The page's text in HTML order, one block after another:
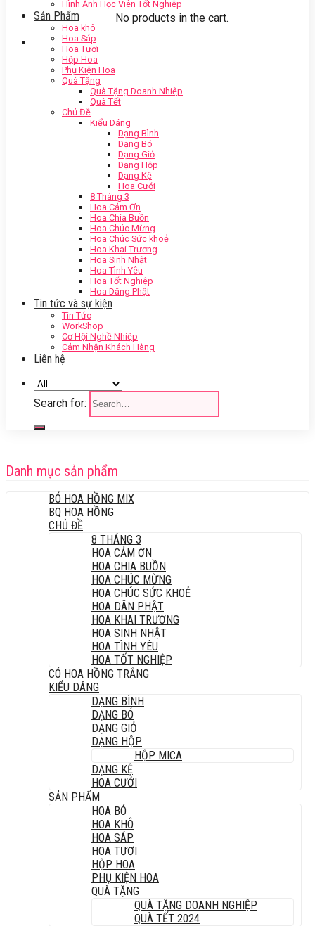
No products in the cart.
Hình Ảnh Học Viên Tốt Nghiệp
Sản Phẩm
Hoa khô
Hoa Sáp
Hoa Tươi
Hộp Hoa
Phụ Kiện Hoa
Quà Tặng
Quà Tặng Doanh Nhiệp
Quà Tết
Chủ Đề
Kiểu Dáng
Dạng Bình
Dạng Bó
Dạng Giỏ
Dạng Hộp
Dạng Kệ
Hoa Cưới
8 Tháng 3
Hoa Cảm Ơn
Hoa Chia Buồn
Hoa Chúc Mừng
Hoa Chúc Sức khoẻ
Hoa Khai Trương
Hoa Sinh Nhật
Hoa Tình Yêu
Hoa Tốt Nghiệp
Hoa Dâng Phật
Tin tức và sự kiện
Tin Tức
WorkShop
Cơ Hội Nghề Nhiệp
Cảm Nhận Khách Hàng
Liên hệ
Search for:
Danh mục sản phẩm
BÓ HOA HỒNG MIX
BQ HOA HỒNG
CHỦ ĐỀ
8 THÁNG 3
HOA CẢM ƠN
HOA CHIA BUỒN
HOA CHÚC MỪNG
HOA CHÚC SỨC KHOẺ
HOA DÂN PHẬT
HOA KHAI TRƯƠNG
HOA SINH NHẬT
HOA TÌNH YÊU
HOA TỐT NGHIỆP
CÓ HOA HỒNG TRẮNG
KIỂU DÁNG
DẠNG BÌNH
DẠNG BÓ
DẠNG GIỎ
DẠNG HỘP
HỘP MICA
DẠNG KỆ
HOA CƯỚI
SẢN PHẨM
HOA BÓ
HOA KHÔ
HOA SÁP
HOA TƯƠI
HỘP HOA
PHỤ KIỆN HOA
QUÀ TẶNG
QUÀ TẶNG DOANH NGHIỆP
QUÀ TẾT 2024